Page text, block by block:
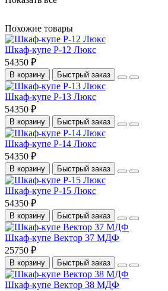
Похожие товары
Шкаф-купе Р-12 Люкс
54350 ₽
В корзину Быстрый заказ
Шкаф-купе Р-13 Люкс
54350 ₽
В корзину Быстрый заказ
Шкаф-купе Р-14 Люкс
54350 ₽
В корзину Быстрый заказ
Шкаф-купе Р-15 Люкс
54350 ₽
В корзину Быстрый заказ
Шкаф-купе Вектор 37 МДФ
25750 ₽
В корзину Быстрый заказ
Шкаф-купе Вектор 38 МДФ